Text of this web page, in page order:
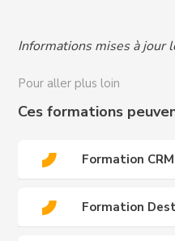
handicap@crews-
Accessibilité des
contacter :
Informations mises à
Pour aller plus loin
Ces formations
Formation
Formation